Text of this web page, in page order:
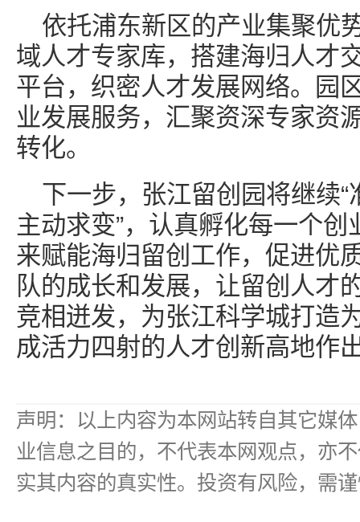
依托浦东新区的产业集聚优
域人才专家库，搭建海归人才
平台，织密人才发展网络。园
业发展服务，汇聚资深专家资
转化。
下一步，张江留创园将继续
主动求变”，认真孵化每一个
来赋能海归留创工作，促进优
队的成长和发展，让留创人才
竞相迸发，为张江科学城打造
成活力四射的人才创新高地作
声明：以上内容为本网站转自其它媒
业信息之目的，不代表本网观点，亦
实其内容的真实性。投资有风险，需